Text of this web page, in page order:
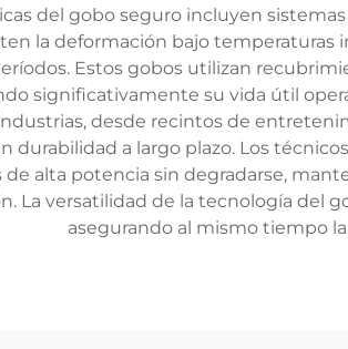
del gobo seguro incluyen
la deformación bajo
Estos gobos utilizan
significativamente su vida útil
desde recintos de
durabilidad a largo plazo. Los
de alta potencia sin degradarse,
La versatilidad de la tecnología del
asegurando al mismo tiempo